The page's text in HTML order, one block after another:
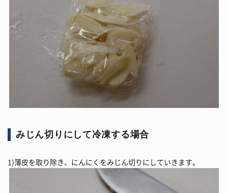
みじん切りにして冷凍する場合
1)薄皮を取り除き、にんにくをみじん切りにしていきます。